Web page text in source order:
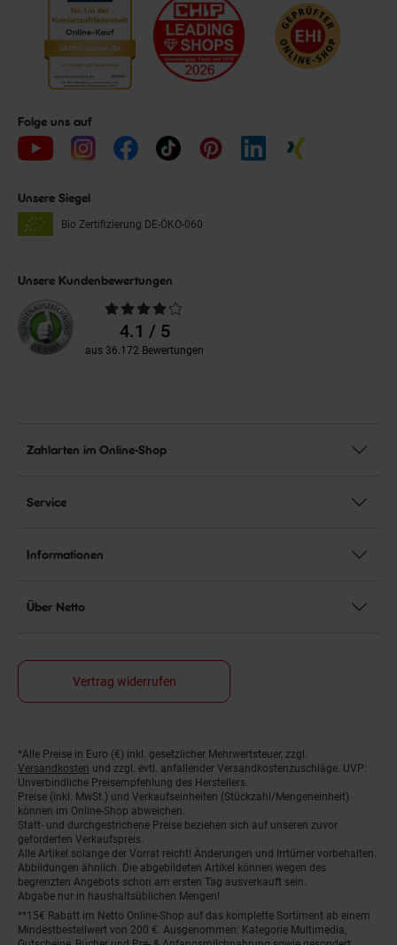
Folge uns auf
Unsere Siegel
Bio Zertifizierung DE-ÖKO-060
Unsere Kundenbewertungen
Durchschnittliche
Bewertungen4.1 / 5
aus 36.172 Bewertungen
Zahlarten im Online-Shop
Service
Informationen
Über Netto
Vertrag widerrufen
Fußnoten
*Alle Preise in Euro (€) inkl. gesetzlicher Mehrwertsteuer, zzgl.
Versandkosten und zzgl. evtl. anfallender Versandkostenzuschläge. UVP:
Unverbindliche Preisempfehlung des Herstellers.
Preise (inkl. MwSt.) und Verkaufseinheiten (Stückzahl/Mengeneinheit)
können im Online-Shop abweichen.
Statt- und durchgestrichene Preise beziehen sich auf unseren zuvor
geforderten Verkaufspreis.
Alle Artikel solange der Vorrat reicht! Änderungen und Irrtümer vorbehalten.
Abbildungen ähnlich. Die abgebildeten Artikel können wegen des
begrenzten Angebots schon am ersten Tag ausverkauft sein.
Abgabe nur in haushaltsüblichen Mengen!
**15€ Rabatt im Netto Online-Shop auf das komplette Sortiment ab einem
Mindestbestellwert von 200 €. Ausgenommen: Kategorie Multimedia,